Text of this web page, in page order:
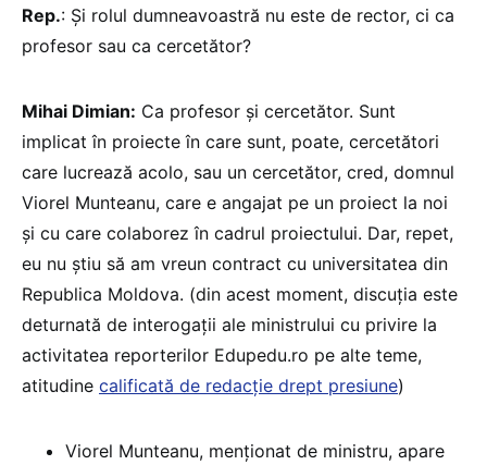
Rep.: Și rolul dumneavoastră nu este de rector, ci ca
profesor sau ca cercetător?
Mihai Dimian: Ca profesor și cercetător. Sunt
implicat în proiecte în care sunt, poate, cercetători
care lucrează acolo, sau un cercetător, cred, domnul
Viorel Munteanu, care e angajat pe un proiect la noi
și cu care colaborez în cadrul proiectului. Dar, repet,
eu nu știu să am vreun contract cu universitatea din
Republica Moldova. (din acest moment, discuția este
deturnată de interogații ale ministrului cu privire la
activitatea reporterilor Edupedu.ro pe alte teme,
atitudine calificată de redacție drept presiune)
Viorel Munteanu, menționat de ministru, apare